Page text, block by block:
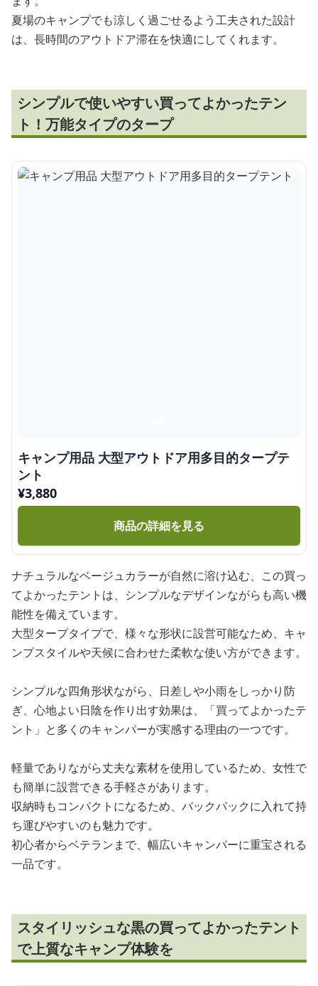
夏場のキャンプでも涼しく過ごせるよう工夫された設計
は、長時間のアウトドア滞在を快適にしてくれます。
シンプルで使いやすい買ってよかったテン
ト！万能タイプのタープ
キャンプ用品 大型アウトドア用多目的タープテ
ント
¥3,880
商品の詳細を見る
ナチュラルなベージュカラーが自然に溶け込む、この買っ
てよかったテントは、シンプルなデザインながらも高い機
能性を備えています。
大型タープタイプで、様々な形状に設営可能なため、キャ
ンプスタイルや天候に合わせた柔軟な使い方ができます。
シンプルな四角形状ながら、日差しや小雨をしっかり防
ぎ、心地よい日陰を作り出す効果は、「買ってよかったテ
ント」と多くのキャンパーが実感する理由の一つです。
軽量でありながら丈夫な素材を使用しているため、女性で
も簡単に設営できる手軽さがあります。
収納時もコンパクトになるため、バックパックに入れて持
ち運びやすいのも魅力です。
初心者からベテランまで、幅広いキャンパーに重宝される
一品です。
スタイリッシュな黒の買ってよかったテント
で上質なキャンプ体験を